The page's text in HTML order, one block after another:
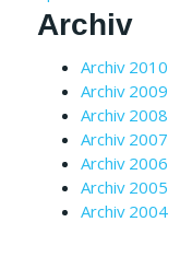
Archiv
Archiv 2010
Archiv 2009
Archiv 2008
Archiv 2007
Archiv 2006
Archiv 2005
Archiv 2004